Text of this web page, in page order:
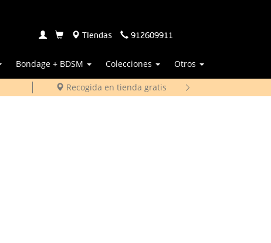
Tiendas 912609911
Bondage + BDSM Colecciones Otros
Recogida en tienda gratis